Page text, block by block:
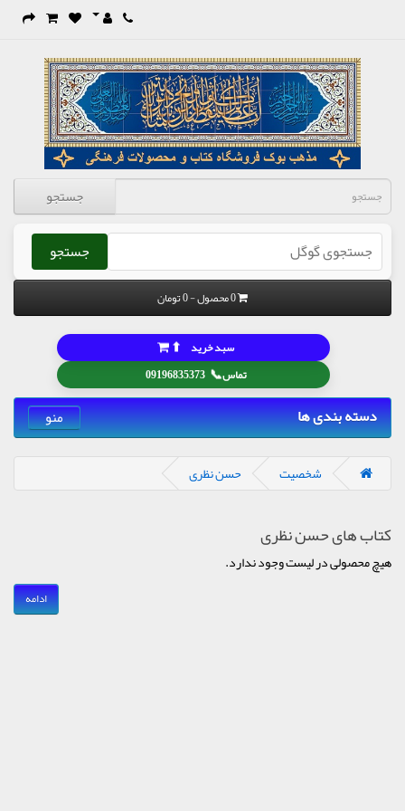
جستجو
جستجو
0 محصول - 0 تومان
تماس📞
09196835373
سبد خرید ⬆
دسته بندی ها منو
شخصیت حسن نظری
کتاب های حسن نظری
هیچ محصولی در لیست وجود ندارد.
ادامه